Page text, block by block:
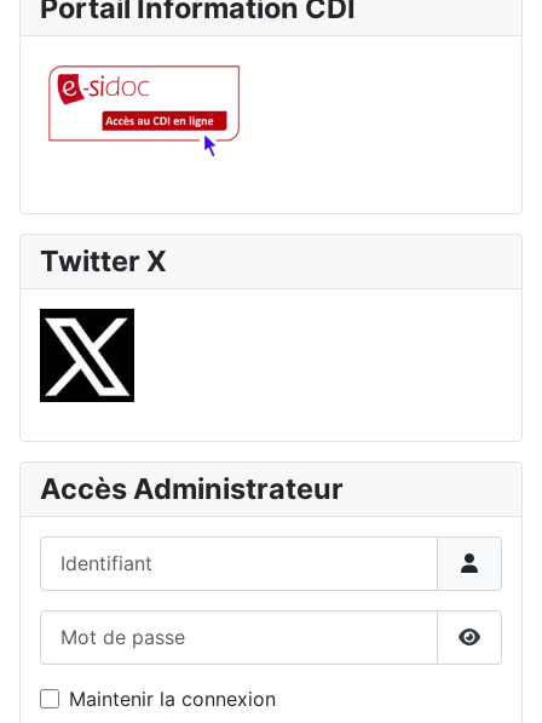
Portail Information CDI
Twitter X
Accès Administrateur
Maintenir la connexion